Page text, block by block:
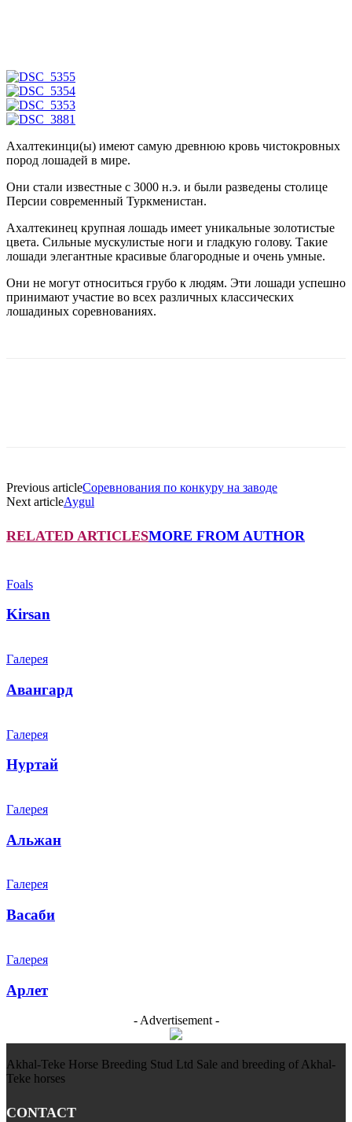
Ахалтекинци(ы) имеют самую древнюю кровь чистокровных
пород лошадей в мире.
Они стали известные с 3000 н.э. и были разведены столице
Персии современный Туркменистан.
Ахалтекинец крупная лошадь имеет уникальные золотистые
цвета. Сильные мускулистые ноги и гладкую голову. Такие
лошади элегантные красивые благородные и очень умные.
Они не могут относиться грубо к людям. Эти лошади успешно
принимают участие во всех различных классических
лошадиных соревнованиях.
Previous articleCоревнования по конкуру на заводе
Next articleAygul
RELATED ARTICLESMORE FROM AUTHOR
Foals
Kirsan
Галерея
Авангард
Галерея
Нуртай
Галерея
Альжан
Галерея
Васаби
Галерея
Арлет
- Advertisement -
Akhal-Teke Horse Breeding Stud Ltd Sale and breeding of Akhal-
Teke horses
CONTACT